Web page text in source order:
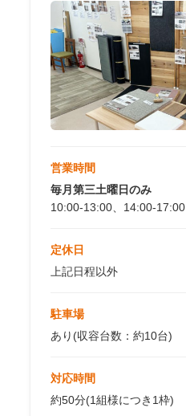
営業時間
毎月第三土曜日のみ
10:00-13:00、14:00-17:00
定休日
上記日程以外
駐車場
あり(収容台数：約10台)
対応時間
約50分(1組様につき1枠)